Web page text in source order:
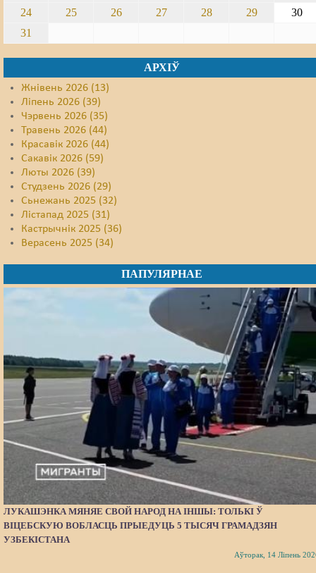
24
25 26 27 28 29
30
31
АРХІЎ
Жнівень 2026 (13)
Ліпень 2026 (39)
Чэрвень 2026 (35)
Травень 2026 (44)
Красавік 2026 (44)
Сакавік 2026 (59)
Люты 2026 (39)
Студзень 2026 (29)
Сьнежань 2025 (32)
Лістапад 2025 (31)
Кастрычнік 2025 (36)
Верасень 2025 (34)
ПАПУЛЯРНАЕ
ЛУКАШЭНКА МЯНЯЕ СВОЙ НАРОД НА ІНШЫ: ТОЛЬКІ Ў
ВІЦЕБСКУЮ ВОБЛАСЦЬ ПРЫЕДУЦЬ 5 ТЫСЯЧ ГРАМАДЗЯН
УЗБЕКІСТАНА
Аўторак, 14 Ліпень
Правы працоўных
Сацыяльныя правы